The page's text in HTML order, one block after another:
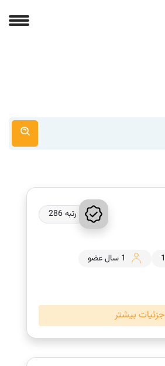
رتبه 286
جزئیات بیشتر